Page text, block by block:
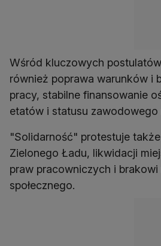
Wśród kluczowych
również poprawa warunków i
pracy, stabilne finansowanie
etatów i statusu zawodowego
"Solidarność" protestuje
Zielonego Ładu, likwidacji
praw pracowniczych i
społecznego.